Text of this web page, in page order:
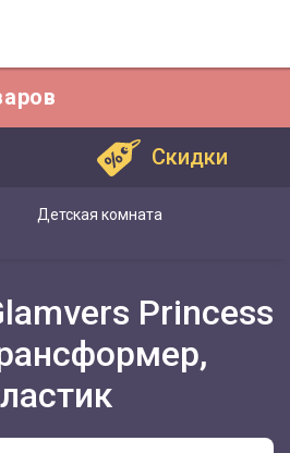
Скидки
Детская комната
Princess